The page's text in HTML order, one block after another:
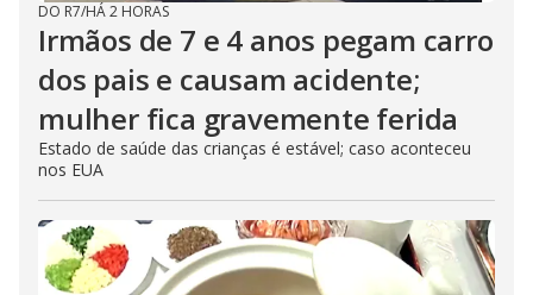
DO R7/HÁ 2 HORAS
Irmãos de 7 e 4 anos pegam carro
dos pais e causam acidente;
mulher fica gravemente ferida
Estado de saúde das crianças é estável; caso aconteceu
nos EUA